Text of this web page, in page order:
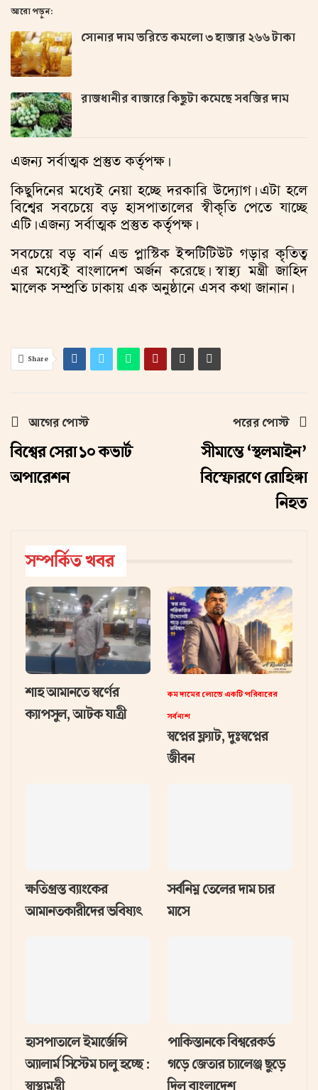
আরো পড়ুন:
সোনার দাম ভরিতে কমলো ৩ হাজার ২৬৬ টাকা
রাজধানীর বাজারে কিছুটা কমেছে সবজির দাম
এজন্য সর্বাত্মক প্রস্তুত কর্তৃপক্ষ।
কিছুদিনের মধ্যেই নেয়া হচ্ছে দরকারি উদ্যোগ। এটা হলে
বিশ্বের সবচেয়ে বড় হাসপাতালের স্বীকৃতি পেতে যাচ্ছে
এটি। এজন্য সর্বাত্মক প্রস্তুত কর্তৃপক্ষ।
সবচেয়ে বড় বার্ন এন্ড প্লাস্টিক ইন্সটিটিউট গড়ার কৃতিত্ব
এর মধ্যেই বাংলাদেশ অর্জন করেছে। স্বাস্থ্য মন্ত্রী জাহিদ
মালেক সম্প্রতি ঢাকায় এক অনুষ্ঠানে এসব কথা জানান।
Share
আগের পোস্ট
বিশ্বের সেরা ১০ কভার্ট
অপারেশন
পরের পোস্ট
সীমান্তে ‘স্থলমাইন’
বিস্ফোরণে রোহিঙ্গা
নিহত
সম্পর্কিত খবর
শাহ আমানতে স্বর্ণের
ক্যাপসুল, আটক যাত্রী
কম দামের লোভে একটি পরিবারের
সর্বনাশ
স্বপ্নের ফ্ল্যাট, দুঃস্বপ্নের
জীবন
ক্ষতিগ্রস্ত ব্যাংকের
আমানতকারীদের ভবিষ্যৎ
সর্বনিম্ন তেলের দাম চার
মাসে
হাসপাতালে ইমার্জেন্সি
অ্যালার্ম সিস্টেম চালু হচ্ছে :
পাকিস্তানকে বিশ্বরেকর্ড
গড়ে জেতার চ্যালেঞ্জ ছুড়ে